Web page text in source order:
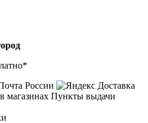
магазинах Пункты выдачи